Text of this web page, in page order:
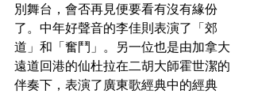
別舞台，會否再見便要看有沒有緣份
了。中年好聲音的李佳則表演了「郊
道」和「奮鬥」。另一位也是由加拿大
遠道回港的仙杜拉在二胡大師霍世潔的
伴奏下，表演了廣東歌經典中的經典